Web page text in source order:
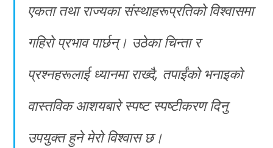
एकता तथा राज्यका संस्थाहरूप्रतिको विश्वासमा
गहिरो प्रभाव पार्छन्। उठेका चिन्ता र
प्रश्नहरूलाई ध्यानमा राख्दै, तपाईंको भनाइको
वास्तविक आशयबारे स्पष्ट स्पष्टीकरण दिनु
उपयुक्त हुने मेरो विश्वास छ।